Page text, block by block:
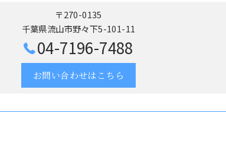
〒270-0135
千葉県流山市野々下5-101-11
04-7196-7488
お問い合わせはこちら